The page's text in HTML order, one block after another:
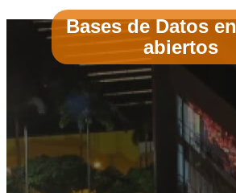
Bases de Datos
abiertos